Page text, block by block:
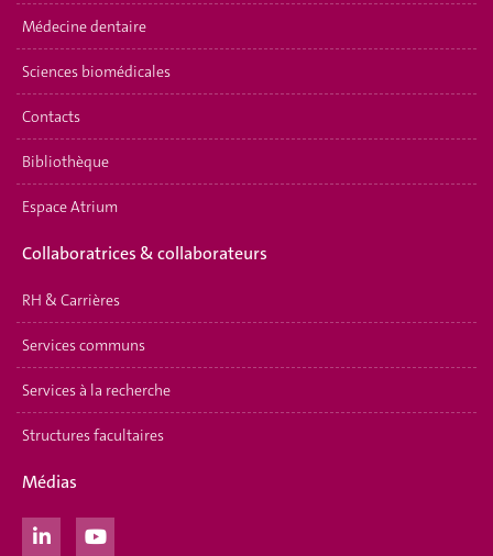
Médecine dentaire
Sciences biomédicales
Contacts
Bibliothèque
Espace Atrium
Collaboratrices & collaborateurs
RH & Carrières
Services communs
Services à la recherche
Structures facultaires
Médias